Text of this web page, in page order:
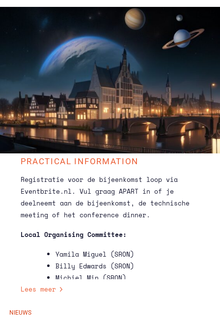
PRACTICAL INFORMATION
Registratie voor de bijeenkomst loop via
Eventbrite.nl . Vul graag APART in of je
deelneemt aan de bijeenkomst, de technische
meeting of het conference dinner.
Local Organising Committee:
Yamila Miguel (SRON)
Billy Edwards (SRON)
Michiel Min (SRON)
Tim van Kempen (SRON)
Lees meer
NIEUWS07/02/2025